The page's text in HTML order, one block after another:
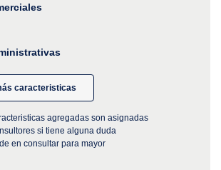
caracteristicas
agregadas son asignadas
si tiene alguna duda
en consultar para mayor